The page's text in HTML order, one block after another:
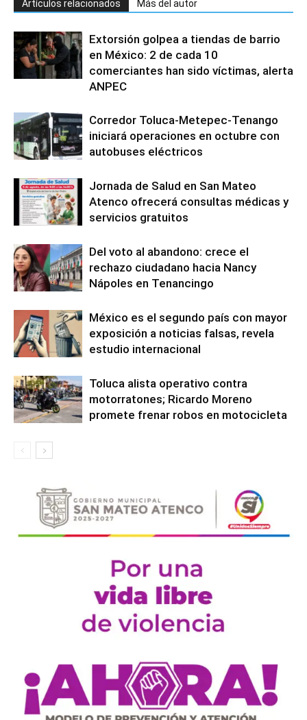
Artículos relacionados Más del autor
Extorsión golpea a tiendas de barrio
en México: 2 de cada 10
comerciantes han sido víctimas, alerta
ANPEC
Corredor Toluca-Metepec-Tenango
iniciará operaciones en octubre con
autobuses eléctricos
Jornada de Salud en San Mateo
Atenco ofrecerá consultas médicas y
servicios gratuitos
Del voto al abandono: crece el
rechazo ciudadano hacia Nancy
Nápoles en Tenancingo
México es el segundo país con mayor
exposición a noticias falsas, revela
estudio internacional
Toluca alista operativo contra
motorratones; Ricardo Moreno
promete frenar robos en motocicleta